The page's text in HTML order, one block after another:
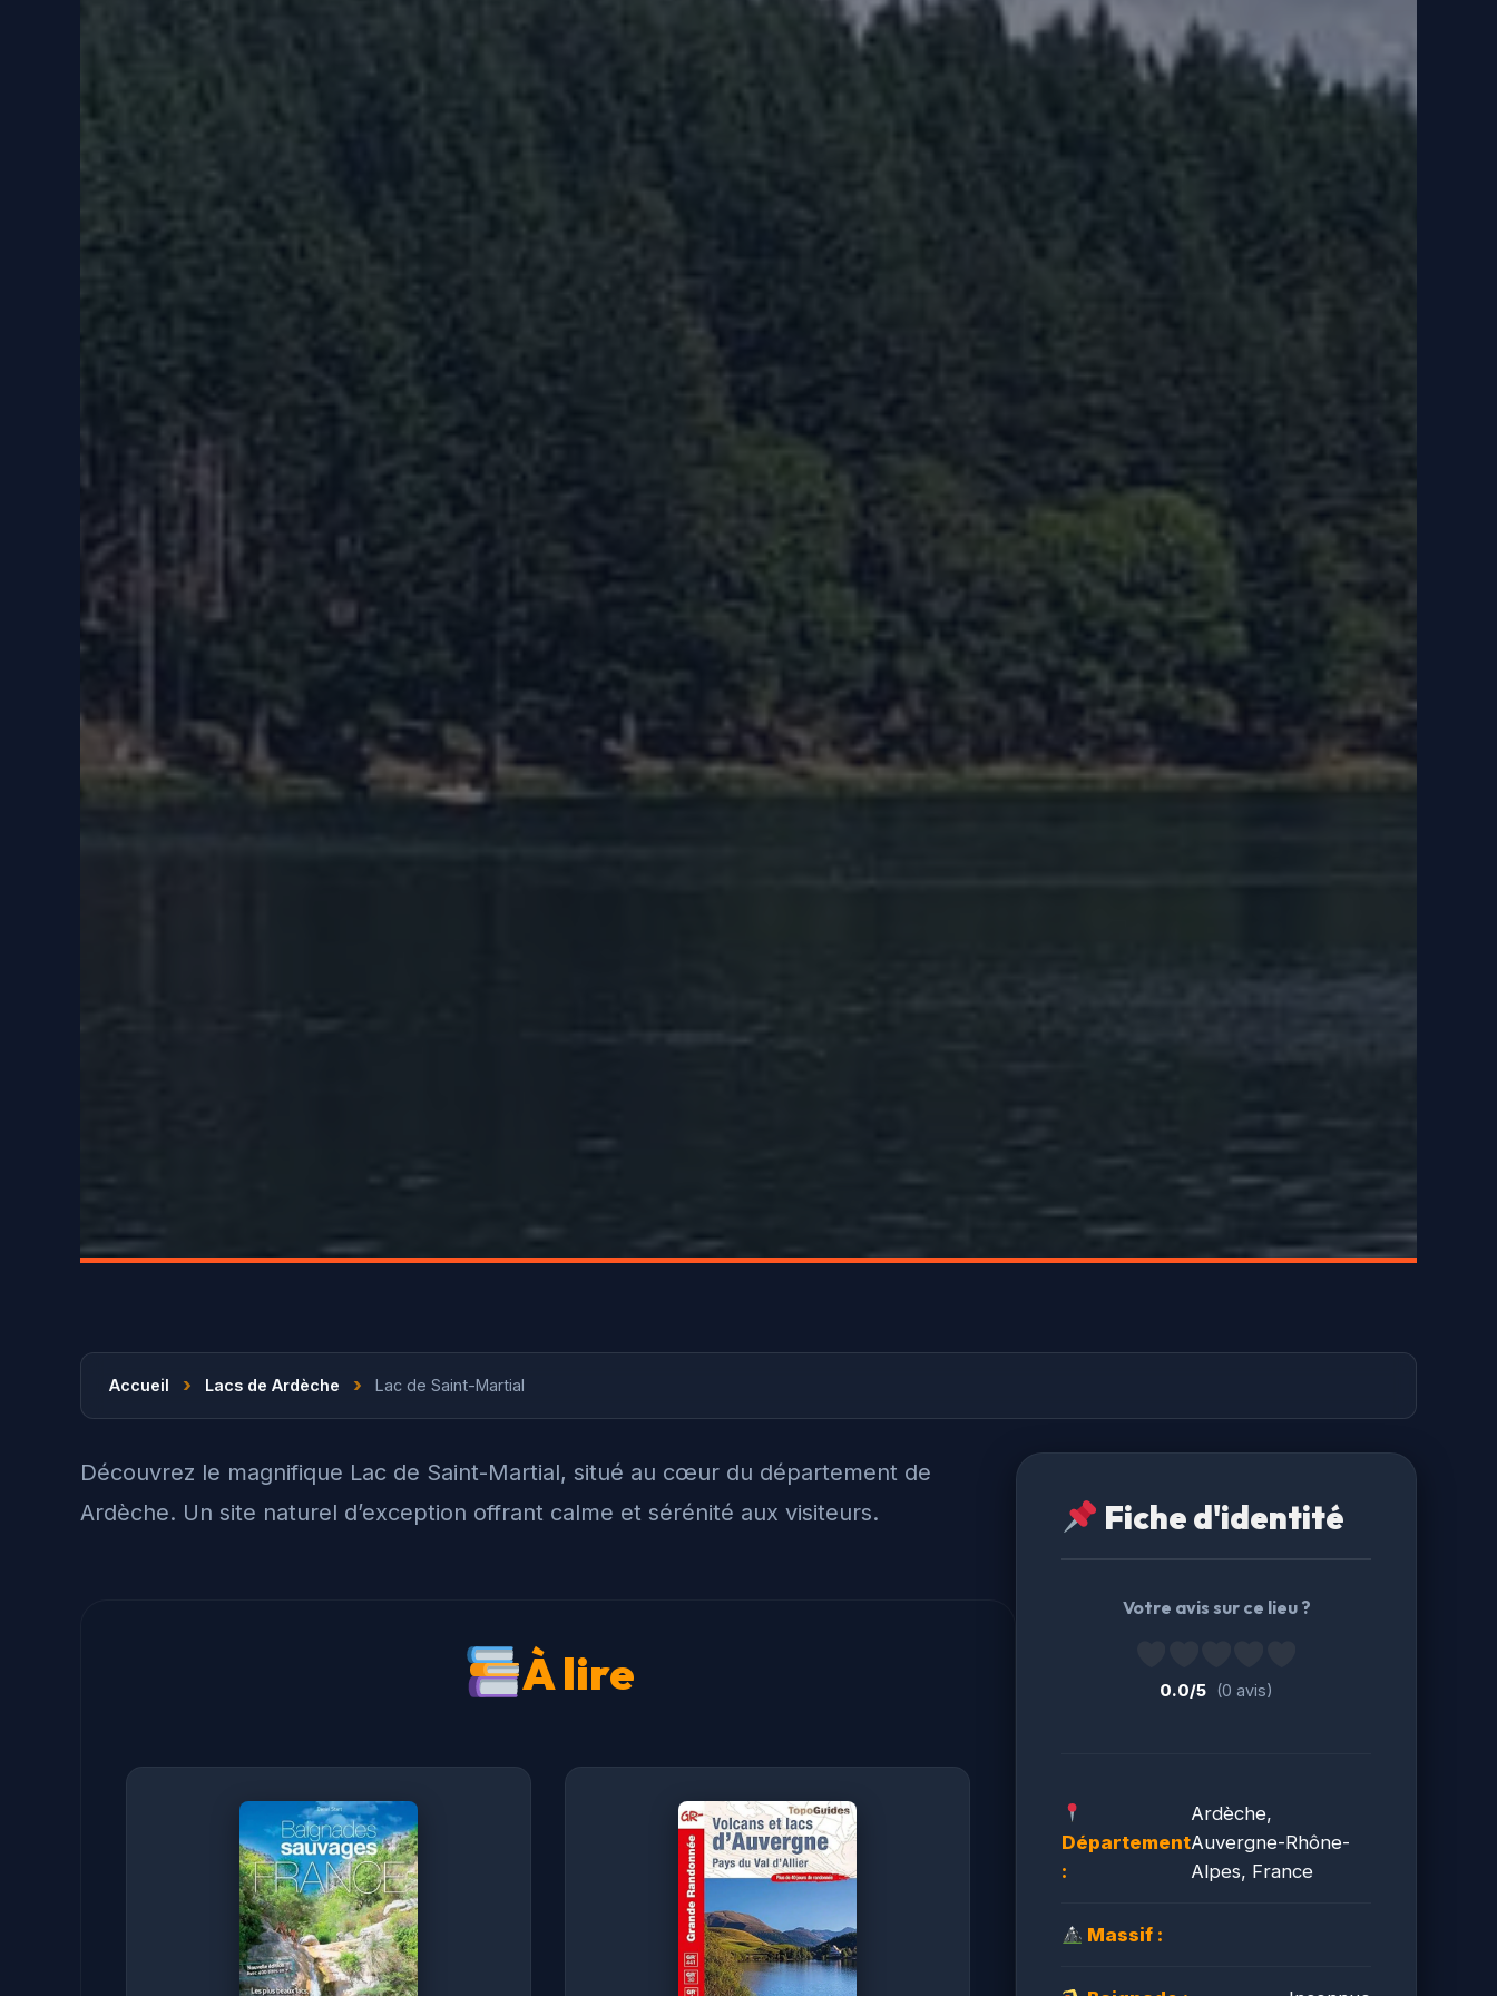
Accueil › Lacs de Ardèche › Lac de Saint-Martial
Découvrez le magnifique Lac de Saint-Martial, situé au cœur du département de
Ardèche. Un site naturel d’exception offrant calme et sérénité aux visiteurs.
À lire
Fiche d'identité
Votre avis sur ce lieu ?
0.0/5 (0 avis)
Département
:
Ardèche,
Auvergne-Rhône-
Alpes, France
Massif :